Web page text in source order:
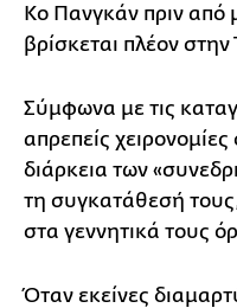
Κο Πανγκάν πριν από
βρίσκεται πλέον στην
Σύμφωνα με τις
απρεπείς
διάρκεια των
τη συγκατάθεσή
στα γεννητικά τους
Όταν εκείνες